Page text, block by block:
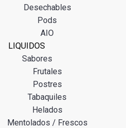
Desechables
Pods
AIO
LIQUIDOS
Sabores
Frutales
Postres
Tabaquiles
Helados
Mentolados / Frescos